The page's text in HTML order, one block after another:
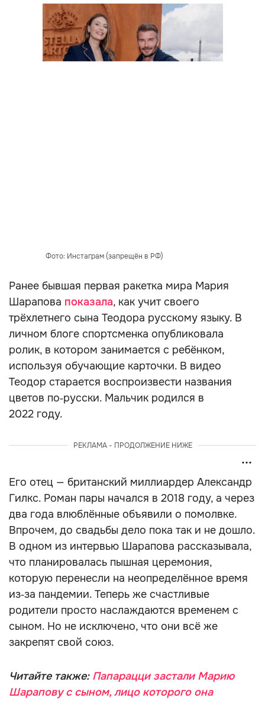
Фото: Инстаграм (запрещён в РФ)
Ранее бывшая первая ракетка мира Мария
Шарапова показала, как учит своего
трёхлетнего сына Теодора русскому языку. В
личном блоге спортсменка опубликовала
ролик, в котором занимается с ребёнком,
используя обучающие карточки. В видео
Теодор старается воспроизвести названия
цветов по‑русски. Мальчик родился в
2022 году.
РЕКЛАМА - ПРОДОЛЖЕНИЕ НИЖЕ
Его отец — британский миллиардер Александр
Гилкс. Роман пары начался в 2018 году, а через
два года влюблённые объявили о помолвке.
Впрочем, до свадьбы дело пока так и не дошло.
В одном из интервью Шарапова рассказывала,
что планировалась пышная церемония,
которую перенесли на неопределённое время
из‑за пандемии. Теперь же счастливые
родители просто наслаждаются временем с
сыном. Но не исключено, что они всё же
закрепят свой союз.
Читайте также: Папарацци застали Марию
Шарапову с сыном, лицо которого она